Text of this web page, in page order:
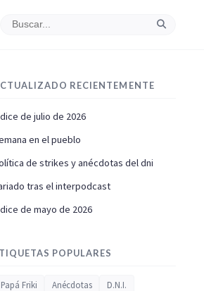
RECIENTEMENTE
de julio de 2026
en el pueblo
de strikes y anécdotas del dni
tras el interpodcast
de mayo de 2026
POPULARES
Papá Friki Anécdotas
D.N.I.